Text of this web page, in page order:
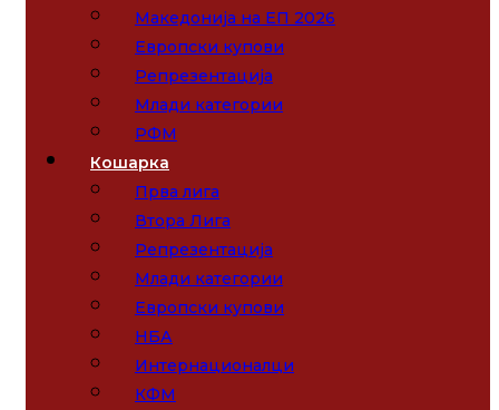
Македонија на ЕП 2026
Европски купови
Репрезентација
Млади категории
РФМ
Кошарка
Прва лига
Втора Лига
Репрезентација
Млади категории
Европски купови
НБА
Интернационалци
КФМ